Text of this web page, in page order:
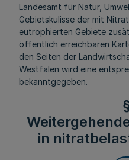
Landesamt für Natur,
Gebietskulisse der mit
eutrophierten Gebiete
öffentlich erreichbaren
den Seiten der
Westfalen wird eine
bekanntgegeben.
in